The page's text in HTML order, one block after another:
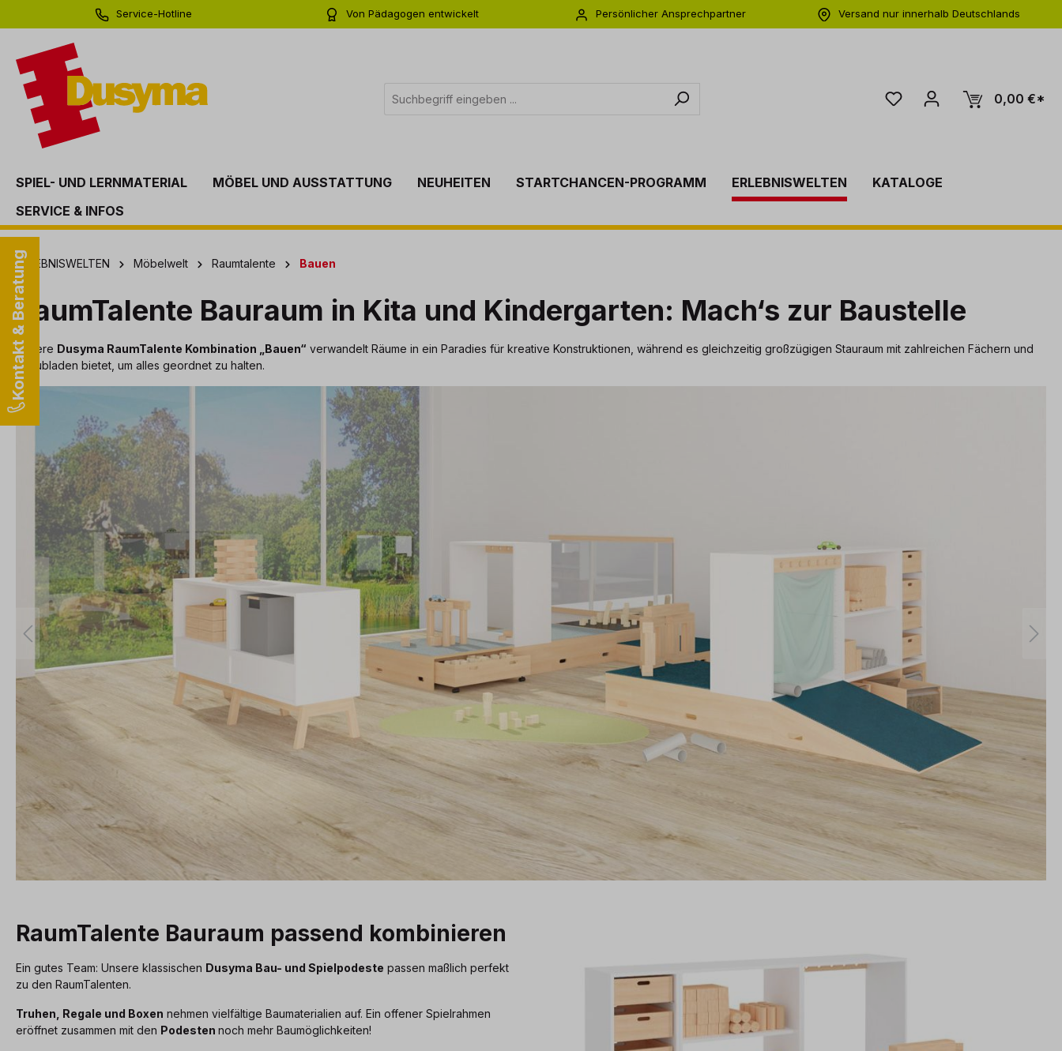
Zur Hauptnavigation springen
Service-Hotline
Von Pädagogen entwickelt
Persönlicher Ansprechpartner
Versand nur innerhalb Deutschlands
0,00 €*
SPIEL- UND LERNMATERIAL MÖBEL UND AUSSTATTUNG NEUHEITEN STARTCHANCEN-PROGRAMM ERLEBNISWELTEN
KATALOGE
SERVICE & INFOS
Kontakt & Beratung
ERLEBNISWELTEN Möbelwelt Raumtalente Bauen
RaumTalente Bauraum in Kita und Kindergarten: Mach‘s zur Baustelle
Unsere Dusyma RaumTalente Kombination „Bauen“ verwandelt Räume in ein Paradies für kreative Konstruktionen, während es gleichzeitig großzügigen Stauraum mit zahlreichen Fächern und
Schubladen bietet, um alles geordnet zu halten.
Bildergalerie überspringen
RaumTalente Bauraum passend kombinieren
Ein gutes Team: Unsere klassischen Dusyma Bau- und Spielpodeste passen maßlich perfekt
zu den RaumTalenten.
Truhen, Regale und Boxen nehmen vielfältige Baumaterialien auf. Ein offener Spielrahmen
eröffnet zusammen mit den Podesten noch mehr Baumöglichkeiten!